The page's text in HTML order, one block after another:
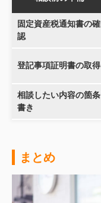
固定資産税通知書の確
認
登記事項証明書の取得
相談したい内容の箇条
書き
まとめ